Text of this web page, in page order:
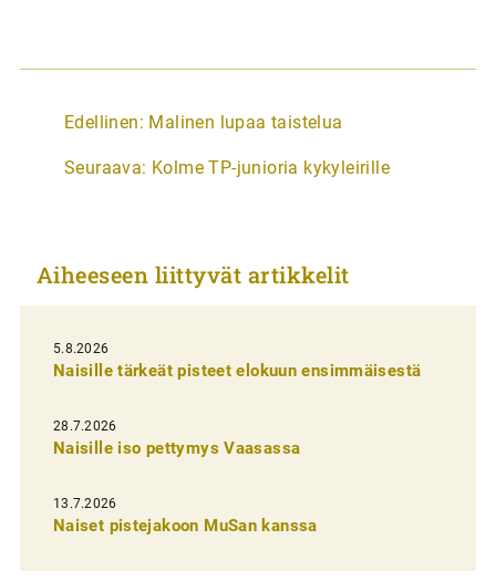
A
t
k
e
l
i
e
n
e
Edellinen: Malinen lupaa taistelua
Seuraava: Kolme TP-junioria kykyleirille
Aiheeseen liittyvät artikkelit
5.8.2026
Naisille tärkeät pisteet elokuun ensimmäisestä
28.7.2026
Naisille iso pettymys Vaasassa
13.7.2026
Naiset pistejakoon MuSan kanssa